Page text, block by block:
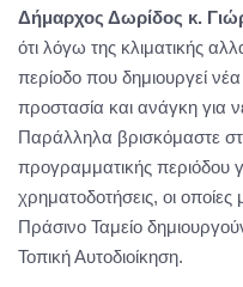
Δήμαρχος Δωρίδος κ.
ότι λόγω της κλιματικής
περίοδο που δημιουργεί
προστασία και ανάγκη για
Παράλληλα βρισκόμαστε
προγραμματικής περιόδου
χρηματοδοτήσεις, οι
Πράσινο Ταμείο
Τοπική Αυτοδιοίκηση.